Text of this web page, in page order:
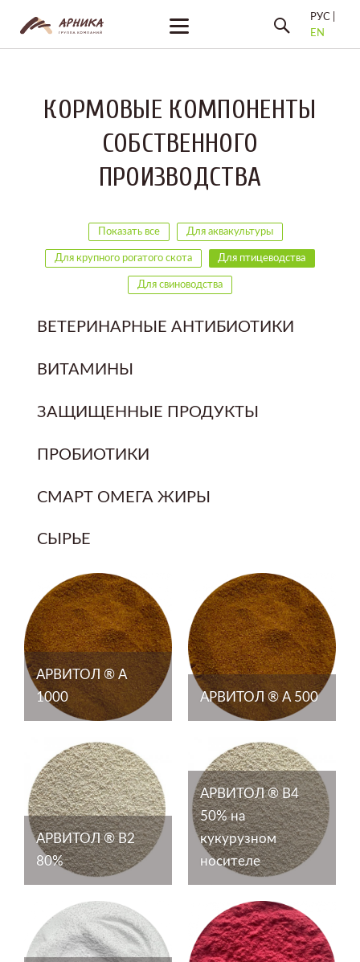
РУС |
EN
КОРМОВЫЕ КОМПОНЕНТЫ
СОБСТВЕННОГО
ПРОИЗВОДСТВА
Показать все Для аквакультуры
Для крупного рогатого скота Для птицеводства
Для свиноводства
ВЕТЕРИНАРНЫЕ АНТИБИОТИКИ
ВИТАМИНЫ
ЗАЩИЩЕННЫЕ ПРОДУКТЫ
ПРОБИОТИКИ
СМАРТ ОМЕГА ЖИРЫ
СЫРЬЕ
АРВИТОЛ ® А
1000
АРВИТОЛ ® А 500
АРВИТОЛ ® В2
80%
АРВИТОЛ ® В4
50% на
кукурузном
носителе